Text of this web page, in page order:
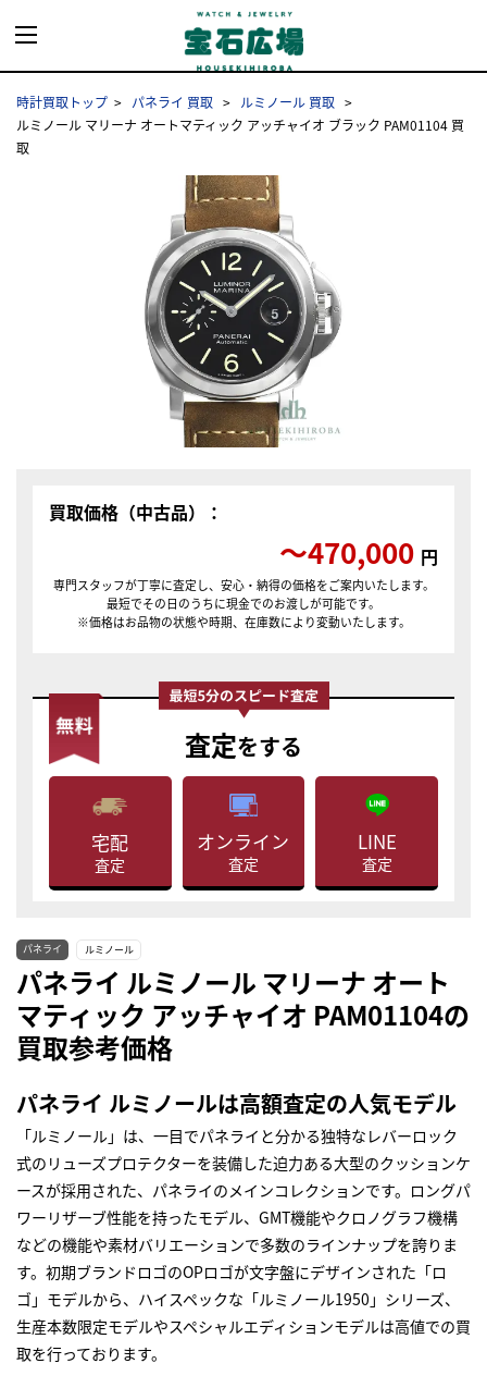
時計買取トップ パネライ 買取
ルミノール 買取
ルミノール マリーナ オートマティック アッチャイオ ブラック PAM01104 買
取
買取価格（中古品）：
〜470,000 円
専門スタッフが丁寧に査定し、安心・納得の価格をご案内いたします。
最短でその日のうちに現金でのお渡しが可能です。
※価格はお品物の状態や時期、在庫数により変動いたします。
査定をする
宅配
査定
オンライン
査定
LINE
査定
パネライ ルミノール
パネライ ルミノール マリーナ オート
マティック アッチャイオ PAM01104の
買取参考価格
パネライ ルミノールは高額査定の人気モデル
「ルミノール」は、一目でパネライと分かる独特なレバーロック
式のリューズプロテクターを装備した迫力ある大型のクッションケ
ースが採用された、パネライのメインコレクションです。ロングパ
ワーリザーブ性能を持ったモデル、GMT機能やクロノグラフ機構
などの機能や素材バリエーションで多数のラインナップを誇りま
す。初期ブランドロゴのOPロゴが文字盤にデザインされた「ロ
ゴ」モデルから、ハイスペックな「ルミノール1950」シリーズ、
生産本数限定モデルやスペシャルエディションモデルは高値での買
取を行っております。